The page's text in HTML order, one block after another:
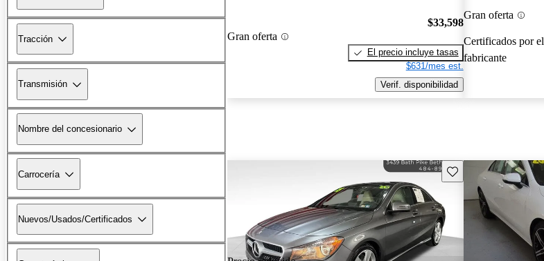
Tracción
Transmisión
Nombre del concesionario
Carrocería
Nuevos/Usados/Certificados
Gran oferta
$33,598
El precio incluye tasas
$631/mes est.
Verif. disponibilidad
Gran oferta
Certificados por el
fabricante
Guarda este Aviso